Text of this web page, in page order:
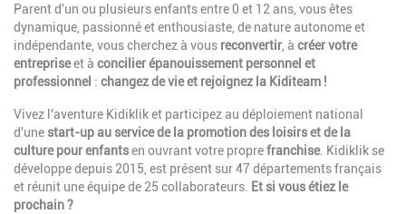
Parentd'un ou plusieurs enfants entre 0 et 12 ans, vous êtes
dynamique, passionné et enthousiaste, de nature autonome et
indépendante, vous cherchez à vous reconvertir, à créer votre
entrepriseet à concilier épanouissement personnel et
professionnel : changez de vie et rejoignez la Kiditeam !
Vivez l'aventure Kidiklik et participez au déploiement national
d'unestart-up au service de la promotion des loisirs et de la
culture pour enfantsen ouvrant votre proprefranchise. Kidiklik se
développe depuis 2015, est présent sur 47 départements français
et réunit une équipe de 25 collaborateurs. Et si vous étiez le
prochain ?